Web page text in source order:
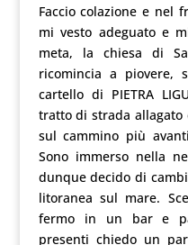
Faccio colazione e nel
mi vesto adeguato e
meta, la chiesa di
ricomincia a piovere,
cartello di PIETRA
tratto di strada
sul cammino più
Sono immerso nella
dunque decido di
litoranea sul mare.
fermo in un bar e
presenti chiedo un